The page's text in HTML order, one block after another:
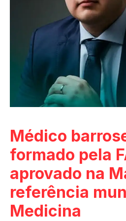
Médico
formado pela
aprovado na
referência
Medicina